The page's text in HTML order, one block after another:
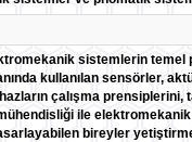
sistemlerin
kullanılan sensörler,
çalışma
ile
bireyler